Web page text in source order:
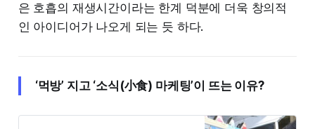
은 호흡의 재생시간이라는 한계 덕분에 더욱 창의적
인 아이디어가 나오게 되는 듯 하다.
‘먹방’ 지고 ‘소식(小食) 마케팅’이 뜨는 이유?